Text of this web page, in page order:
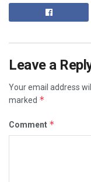
Leave a
Your email address
marked *
Comment *